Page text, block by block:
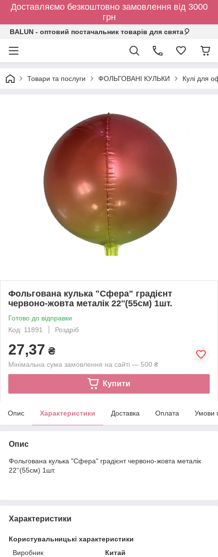
Доставляємо безкоштовно замовлення від 3000
грн
BALUN - оптовий постачальник товарів для свята🎈
Товари та послуги ФОЛЬГОВАНІ КУЛЬКИ Кулі для
Фольгована кулька "Cфера" градієнт
червоно-жовта металік 22''(55см) 1шт.
Готово до відправки
Код: 11891
Роздріб
27,37 ₴
Мінімальна сума замовлення на сайті — 500 ₴
Купити
Опис Характеристики Доставка Оплата Умови
Опис
Фольгована кулька "Cфера" градієнт червоно-жовта металік
22''(55см) 1шт.
Характеристики
Користувальницькі характеристики
Виробник
Китай